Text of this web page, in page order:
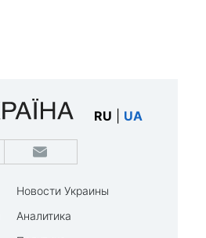
RU UA
Новости Украины
Аналитика